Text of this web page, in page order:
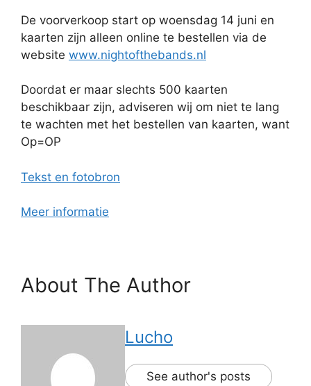
De voorverkoop start op woensdag 14 juni en
kaarten zijn alleen online te bestellen via de
website www.nightofthebands.nl
Doordat er maar slechts 500 kaarten
beschikbaar zijn, adviseren wij om niet te lang
te wachten met het bestellen van kaarten, want
Op=OP
Tekst en fotobron
Meer informatie
About The Author
Lucho
See author's posts